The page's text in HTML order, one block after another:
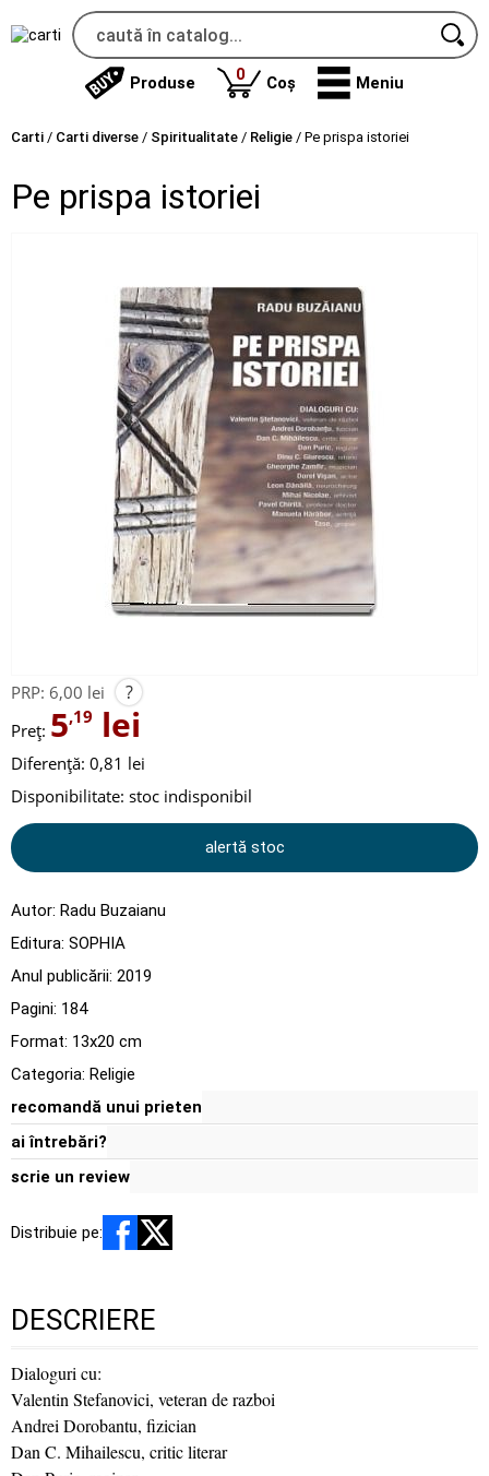
Produse 0produse
Coș Meniu
Carti / Carti diverse / Spiritualitate / Religie / Pe prispa istoriei
Pe prispa istoriei
PRP: 6,00 lei ?
Preț: 5,19 lei
Diferență: 0,81 lei
Disponibilitate: stoc indisponibil
alertă stoc
Autor: Radu Buzaianu
Editura: SOPHIA
Anul publicării: 2019
Pagini: 184
Format: 13x20 cm
Categoria: Religie
recomandă unui prieten
ai întrebări?
scrie un review
Distribuie pe:
DESCRIERE
Dialoguri cu:
Valentin Stefanovici, veteran de razboi
Andrei Dorobantu, fizician
Dan C. Mihailescu, critic literar